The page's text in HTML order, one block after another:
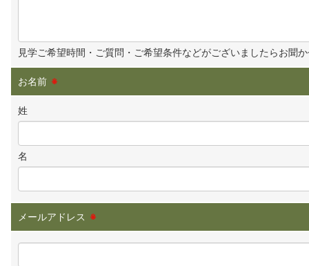
見学ご希望時間・ご質問・ご希望条件などがございましたらお聞
お名前 ※
姓
名
メールアドレス ※